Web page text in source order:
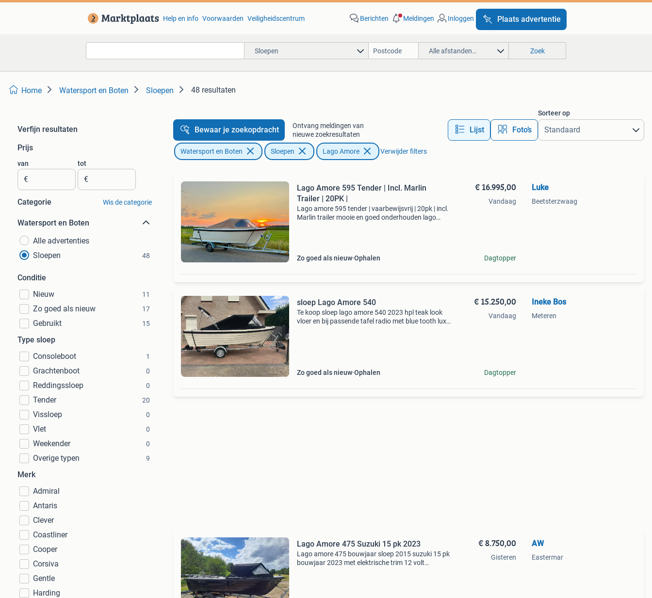
Help en info Voorwaarden Veiligheidscentrum Berichten Meldingen Inloggen Plaats advertentie
Sloepen Alle afstanden… Zoek
Home Watersport en Boten Sloepen 48 resultaten
Verfijn resultaten
Prijs
van
€
tot
€
Categorie Wis de categorie
Watersport en Boten
Alle advertenties
Sloepen
48
Conditie
Nieuw
11
Zo goed als nieuw 17
Gebruikt 15
Type sloep
Consoleboot
1
Grachtenboot 0
Reddingssloep 0
Tender 20
Vissloep 0
Vlet 0
Weekender 0
Overige typen 9
Merk
Admiral
Antaris
Clever
Coastliner
Cooper
Corsiva
Gentle
Harding
Bewaar je zoekopdracht
Ontvang meldingen van
nieuwe zoekresultaten
Lijst Foto’s
Sorteer op
Watersport en Boten Sloepen Lago Amore Verwijder filters
Lago Amore 595 Tender | Incl. Marlin
Trailer | 20PK |
Lago amore 595 tender | vaarbewijsvrij | 20pk | incl.
Marlin trailer mooie en goed onderhouden lago
Zo goed als nieuw Ophalen
€ 16.995,00
Vandaag
Dagtopper
Luke
Beetsterzwaag
sloep Lago Amore 540
Te koop sloep lago amore 540 2023 hpl teak look
vloer en bij passende tafel radio met blue tooth luxe
Zo goed als nieuw Ophalen
€ 15.250,00
Vandaag
Dagtopper
Ineke Bos
Meteren
Lago Amore 475 Suzuki 15 pk 2023
Lago amore 475 bouwjaar sloep 2015 suzuki 15 pk
bouwjaar 2023 met elektrische trim 12 volt
€ 8.750,00
Gisteren
AW
Eastermar